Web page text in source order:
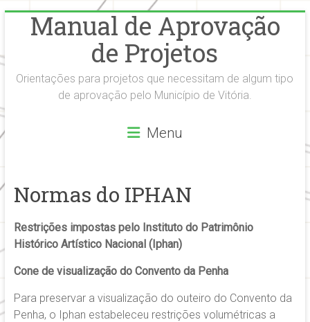
Manual de Aprovação
de Projetos
Orientações para projetos que necessitam de algum tipo
de aprovação pelo Município de Vitória.
Menu
Normas do IPHAN
Restrições impostas pelo Instituto do Patrimônio
Histórico Artístico Nacional (Iphan)
Cone de visualização do Convento da Penha
​Para preservar a visualização do outeiro do Convento da
Penha, o Iphan estabeleceu restrições volumétricas a